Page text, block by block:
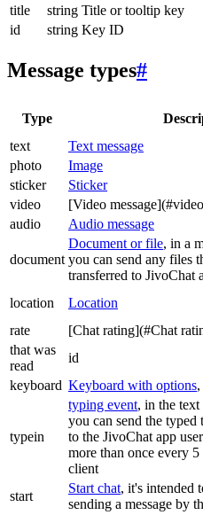
title
string Title or tooltip key
id
string Key ID
Message types#
Type
text
Text message
photo
Image
sticker
Sticker
video
[Video
audio
Audio message
document
Document or file, in a
you can send any files
transferred to JivoChat
location Location
rate
[Chat rating](#Chat
that was
read
id
keyboard Keyboard with options
typein
typing event, in the text
you can send the
to the JivoChat app
more than once every
client
start
Start chat, it's intended
sending a message by